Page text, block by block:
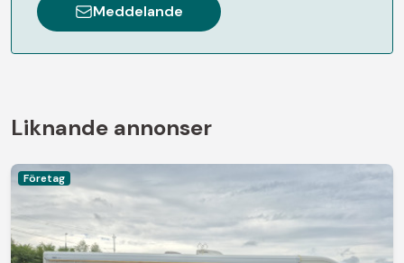
Meddelande
Liknande annonser
Företag